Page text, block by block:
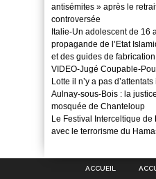
antisémites » après le
controversée
Italie-Un adolescent de 16
propagande de l’Etat
et des guides de
VIDEO-Jugé Coupable-
Lotte il n’y a pas
Aulnay-sous-Bois : la
mosquée de Chanteloup
Le Festival Interceltique
avec le terrorisme du
ACCUEIL